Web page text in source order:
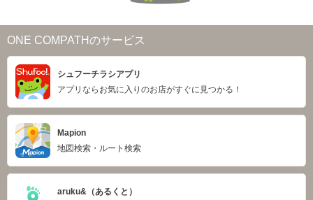
ONE COMPATHのサービス
シュフーチラシアプリ
アプリならお気に入りのお店がすぐに見つかる！
Mapion
地図検索・ルート検索
aruku&（あるくと）